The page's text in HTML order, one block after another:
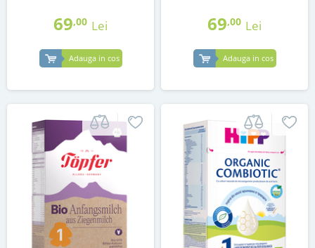
69,00 Lei
Adauga in cos
69,00 Lei
Adauga in cos